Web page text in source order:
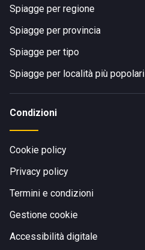
Spiagge per regione
Spiagge per provincia
Spiagge per tipo
Spiagge per località più popolari
Condizioni
Cookie policy
Privacy policy
Termini e condizioni
Gestione cookie
Accessibilità digitale